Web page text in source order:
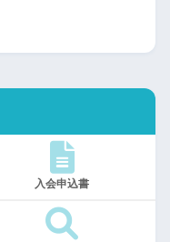
入会申込書